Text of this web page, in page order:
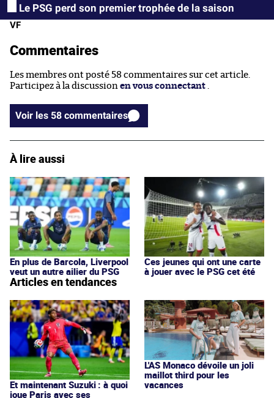
Le PSG perd son premier trophée de la saison
VF
Commentaires
Les membres ont posté 58 commentaires sur cet article.
Participez à la discussion en vous connectant
Voir les 58 commentaires
À lire aussi
En plus de Barcola, Liverpool
veut un autre ailier du PSG
Ces jeunes qui ont une carte
à jouer avec le PSG cet été
Articles en tendances
Et maintenant Suzuki : à quoi
joue Paris avec ses
L'AS Monaco dévoile un joli
maillot third pour les
vacances